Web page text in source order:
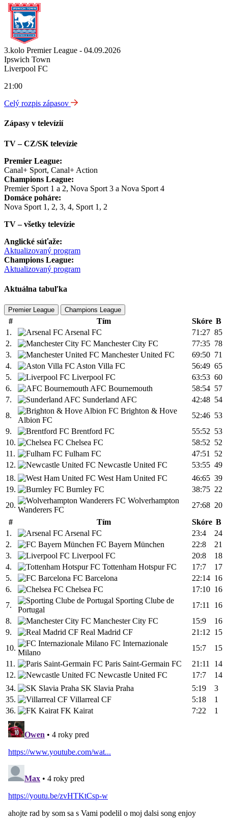
3.kolo Premier League - 04.09.2026
Ipswich Town
Liverpool FC
21:00
Celý rozpis zápasov
Zápasy v televízií
TV – CZ/SK televízie
Premier League:
Canal+ Sport, Canal+ Action
Champions League:
Premier Sport 1 a 2, Nova Sport 3 a Nova Sport 4
Domáce poháre:
Nova Sport 1, 2, 3, 4, Sport 1, 2
TV – všetky televízie
Anglické súťaže:
Aktualizovaný program
Champions League:
Aktualizovaný program
Aktuálna tabuľka
Premier League Champions League
# Tím Skóre B
1.
Arsenal FC 71:27 85
2.
Manchester City FC 77:35 78
3.
Manchester United FC 69:50 71
4.
Aston Villa FC 56:49 65
5.
Liverpool FC 63:53 60
6.
AFC Bournemouth 58:54 57
7.
Sunderland AFC 42:48 54
8.
Brighton & Hove
Albion FC
52:46 53
9.
Brentford FC 55:52 53
10.
Chelsea FC 58:52 52
11.
Fulham FC 47:51
52
12.
Newcastle United FC 53:55 49
18.
West Ham United FC 46:65 39
19.
Burnley FC 38:75 22
20.
Wolverhampton
Wanderers FC
27:68 20
#
Tím Skóre B
1.
Arsenal FC 23:4
24
2.
FC Bayern München 22:8
21
3.
Liverpool FC 20:8
18
4.
Tottenham Hotspur FC 17:7
17
5.
FC Barcelona 22:14 16
6.
Chelsea FC 17:10 16
7.
Sporting Clube de
Portugal
17:11
16
8.
Manchester City FC 15:9
16
9.
Real Madrid CF 21:12 15
10.
FC Internazionale
Milano
15:7
15
11.
Paris Saint-Germain FC 21:11
14
12.
Newcastle United FC 17:7
14
34.
SK Slavia Praha 5:19
3
35.
Villarreal CF 5:18
1
36.
FK Kairat 7:22 1